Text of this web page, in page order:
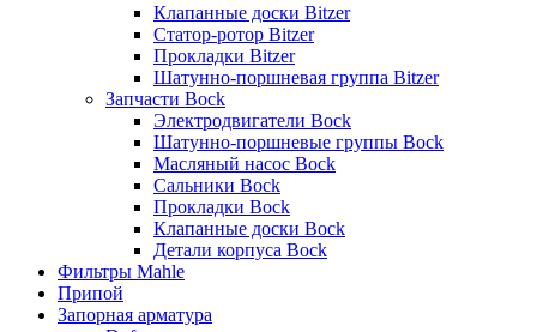
Клапанные доски Bitzer
Статор-ротор Bitzer
Прокладки Bitzer
Шатунно-поршневая группа Bitzer
Запчасти Bock
Электродвигатели Bock
Шатунно-поршневые группы Bock
Масляный насос Bock
Сальники Bock
Прокладки Bock
Клапанные доски Bock
Детали корпуса Bock
Фильтры Mahle
Припой
Запорная арматура